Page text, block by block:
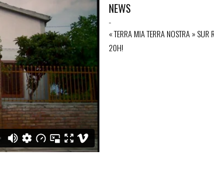
NEWS
-
« TERRA MIA TERRA NOSTRA » SUR
20H!